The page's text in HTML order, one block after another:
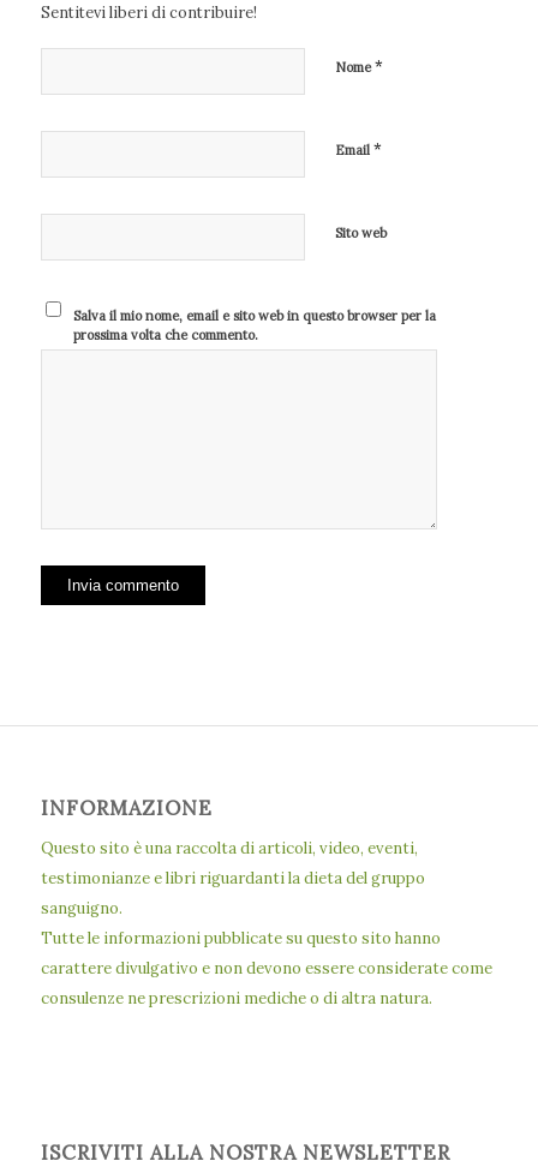
Sentitevi liberi di contribuire!
Nome*
Email *
Sito web
Salva il mio nome, email e sito web in questo browser per la
prossima volta che commento.
INFORMAZIONE
Questo sito è una raccolta di articoli, video, eventi,
testimonianze e libri riguardanti la dieta del gruppo
sanguigno.
Tutte le informazioni pubblicate su questo sito hanno
carattere divulgativo e non devono essere considerate come
consulenze ne prescrizioni mediche o di altra natura.
ISCRIVITI ALLA NOSTRA NEWSLETTER